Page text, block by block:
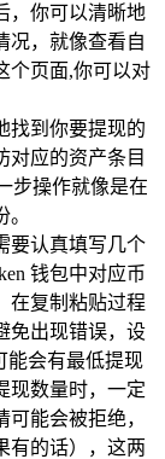
，你可以清晰地
况，就像查看自
个页面,你可以对
找到你要提现的
对应的资产条目
步操作就像是在
要认真填写几个
钱包中对应币
在复制粘贴过程
免出现错误，设
能会有最低提现
现数量时，一定
能会被拒绝，
有的话），这两